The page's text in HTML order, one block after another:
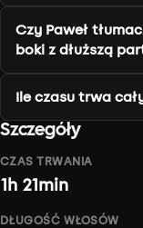
Czy Paweł
boki z dłuższą
Ile czasu trwa
Szczegóły
CZAS TRWANIA
1h 21min
DŁUGOŚĆ WŁOSÓW